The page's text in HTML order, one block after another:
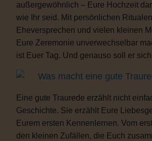
außergewöhnlich – Eure Hochzeit
wie Ihr seid. Mit persönlichen
Eheversprechen und vielen kleinen
Eure Zeremonie unverwechselbar
ist Euer Tag. Und genauso soll er
Was macht eine gute
Eine gute Traurede erzählt nicht
Geschichte. Sie erzählt Eure
Eurem ersten Kennenlernen. Vom
den kleinen Zufällen, die Euch